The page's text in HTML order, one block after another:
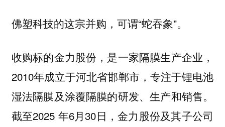
佛塑科技的这宗并购，可谓“蛇吞象”。
收购标的金力股份，是一家隔膜生产企业，
2010年成立于河北省邯郸市，专注于锂电池
湿法隔膜及涂覆隔膜的研发、生产和销售。
截至2025 年6月30日，金力股份及其子公司